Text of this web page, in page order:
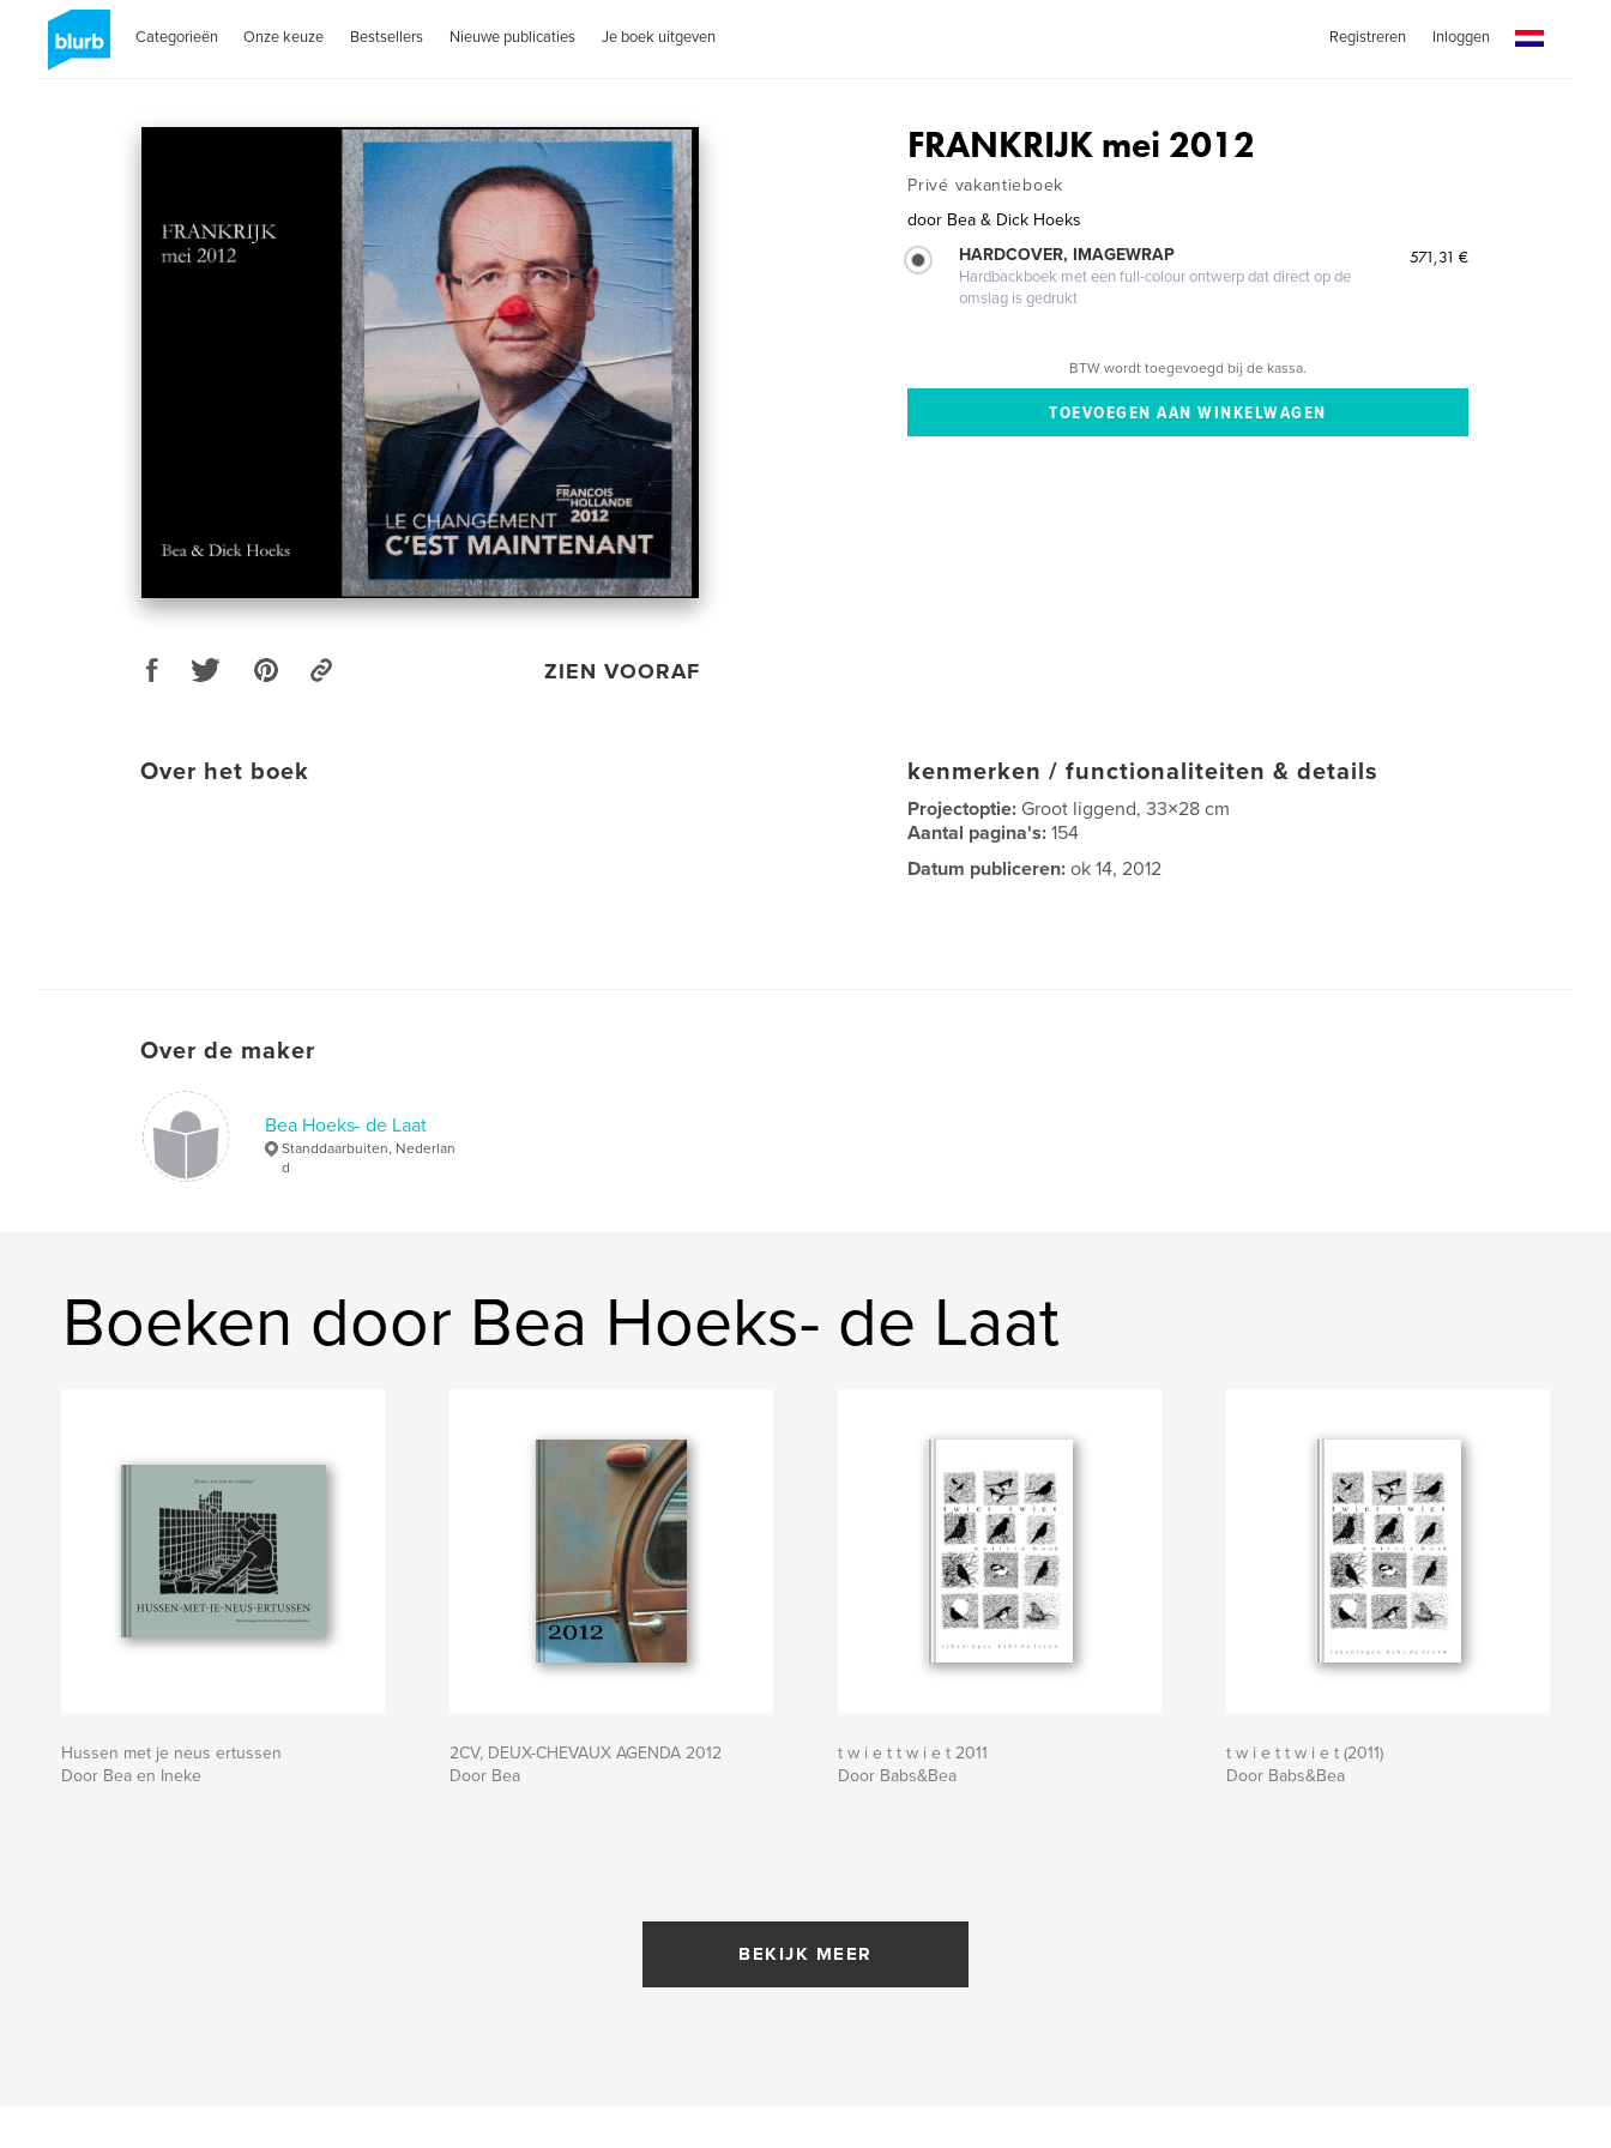
Categorieën Onze keuze Bestsellers Nieuwe publicaties Je boek uitgeven Registreren Inloggen
ZIEN VOORAF
FRANKRIJK mei 2012
Privé vakantieboek
door Bea & Dick Hoeks
HARDCOVER, IMAGEWRAP
Hardbackboek met een full-colour ontwerp dat direct op de
omslag is gedrukt
571,31 €
BTW wordt toegevoegd bij de kassa.
Over het boek kenmerken / functionaliteiten & details
Projectoptie: Groot liggend, 33×28 cm
Aantal pagina's:154
Datum publiceren: ok 14, 2012
Over de maker
Bea Hoeks- de Laat
Standdaarbuiten, Nederlan
d
Boeken door Bea Hoeks- de Laat
Hussen met je neus ertussen
Door Bea en Ineke
2CV, DEUX-CHEVAUX AGENDA 2012
Door Bea
t w i e t t w i e t 2011
Door Babs&Bea
t w i e t t w i e t (2011)
Door Babs&Bea
BEKIJK MEER